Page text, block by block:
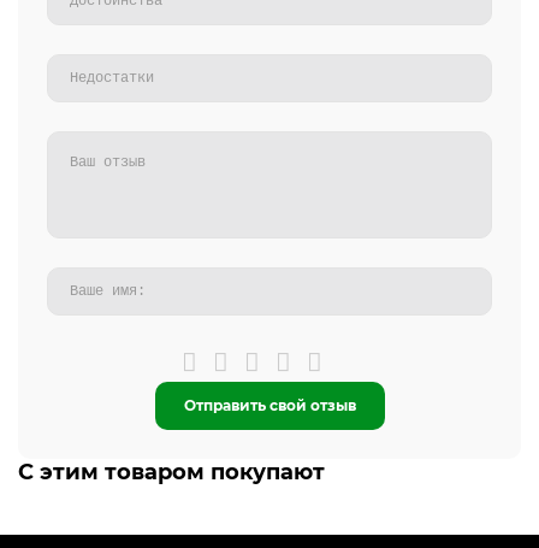
Отправить свой отзыв
С этим товаром покупают